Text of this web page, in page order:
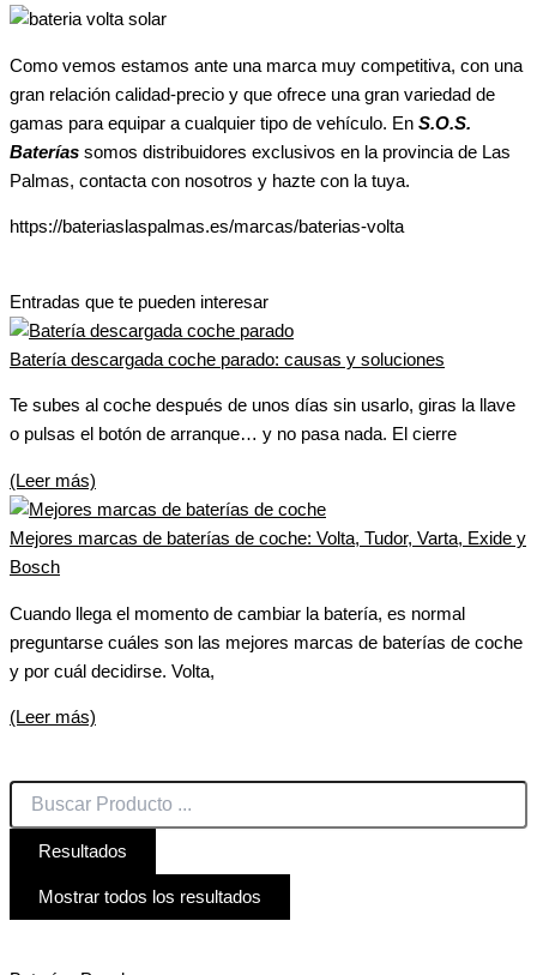
Como vemos estamos ante una marca muy competitiva, con una
gran relación calidad-precio y que ofrece una gran variedad de
gamas para equipar a cualquier tipo de vehículo. En S.O.S.
Baterías somos distribuidores exclusivos en la provincia de Las
Palmas, contacta con nosotros y hazte con la tuya.
https://bateriaslaspalmas.es/marcas/baterias-volta
Entradas que te pueden interesar
Batería descargada coche parado: causas y soluciones
Te subes al coche después de unos días sin usarlo, giras la llave
o pulsas el botón de arranque… y no pasa nada. El cierre
(Leer más)
Mejores marcas de baterías de coche: Volta, Tudor, Varta, Exide y
Bosch
Cuando llega el momento de cambiar la batería, es normal
preguntarse cuáles son las mejores marcas de baterías de coche
y por cuál decidirse. Volta,
(Leer más)
Resultados
Mostrar todos los resultados